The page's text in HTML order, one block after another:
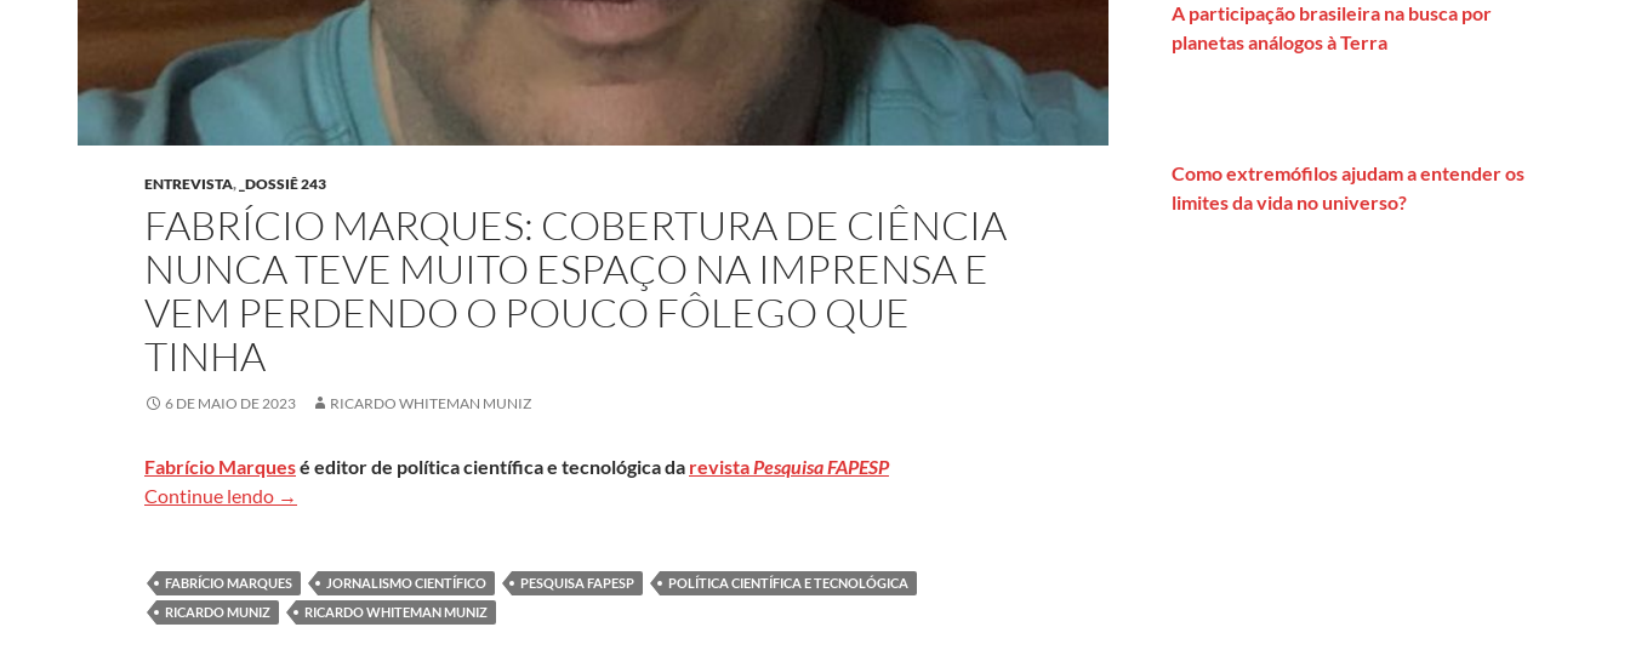
ENTREVISTA, _DOSSIÊ 243
FABRÍCIO MARQUES: COBERTURA DE CIÊNCIA
NUNCA TEVE MUITO ESPAÇO NA IMPRENSA E
VEM PERDENDO O POUCO FÔLEGO QUE
TINHA
6 DE MAIO DE 2023 RICARDO WHITEMAN MUNIZ
Fabrício Marquesé editor de política científica e tecnológica da revista Pesquisa FAPESP
Continue lendo
Fabrício Marques: Cobertura de ciência nunca teve muito espaço na imprensa e vem perdendo o pouco fôlego que tinha
→
FABRÍCIO MARQUES JORNALISMO CIENTÍFICO PESQUISA FAPESP
POLÍTICA CIENTÍFICA E TECNOLÓGICA
RICARDO MUNIZ
RICARDO WHITEMAN MUNIZ
A participação brasileira na busca por
planetas análogos à Terra
Como extremófilos ajudam a entender os
limites da vida no universo?